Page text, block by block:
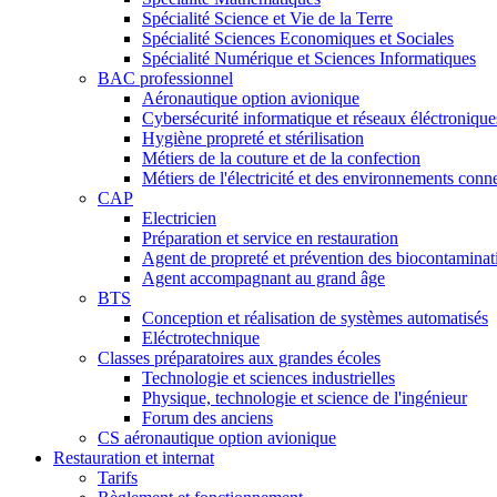
Spécialité Science et Vie de la Terre
Spécialité Sciences Economiques et Sociales
Spécialité Numérique et Sciences Informatiques
BAC professionnel
Aéronautique option avionique
Cybersécurité informatique et réseaux
Hygiène propreté et stérilisation
Métiers de la couture et de la confection
Métiers de l'électricité et des environnements
CAP
Electricien
Préparation et service en restauration
Agent de propreté et prévention des
Agent accompagnant au grand âge
BTS
Conception et réalisation de systèmes automatisés
Eléctrotechnique
Classes préparatoires aux grandes écoles
Technologie et sciences industrielles
Physique, technologie et science de l'ingénieur
Forum des anciens
CS aéronautique option avionique
Restauration et internat
Tarifs